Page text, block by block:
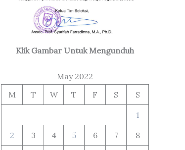
Klik Gambar Untuk Mengunduh
May 2022
M
T W T F S S
1
2 3 4 5 6 7 8